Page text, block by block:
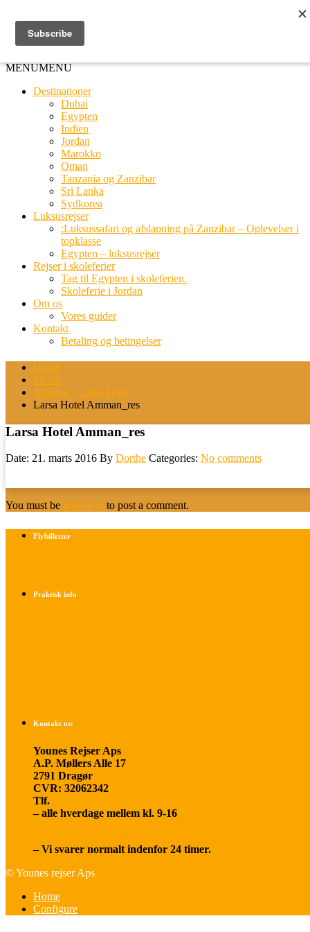
MENUMENU
Destinationer
Dubai
Egypten
Indien
Jordan
Marokko
Oman
Tanzania og Zanzibar
Sri Lanka
Sydkorea
Luksusrejser
:Luksussafari og afslapning på Zanzibar – Oplevelser i
topklasse
Egypten – luksusrejser
Rejser i skoleferier
Tag til Egypten i skoleferien.
Skoleferie i Jordan
Om os
Vores guider
Kontakt
Betaling og betingelser
Home
Medie
Amman – Larsa Hotel
Larsa Hotel Amman_res
Larsa Hotel Amman_res
Date: 21. marts 2016 By Dorthe Categories: No comments
You must be logged in to post a comment.
Flybilletter
Praktisk info
Kontakt os:
Younes Rejser Aps
A.P. Møllers Alle 17
2791 Dragør
CVR: 32062342
Tlf.
– alle hverdage mellem kl. 9-16
– Vi svarer normalt indenfor 24 timer.
© Younes rejser Aps
Home
Configure